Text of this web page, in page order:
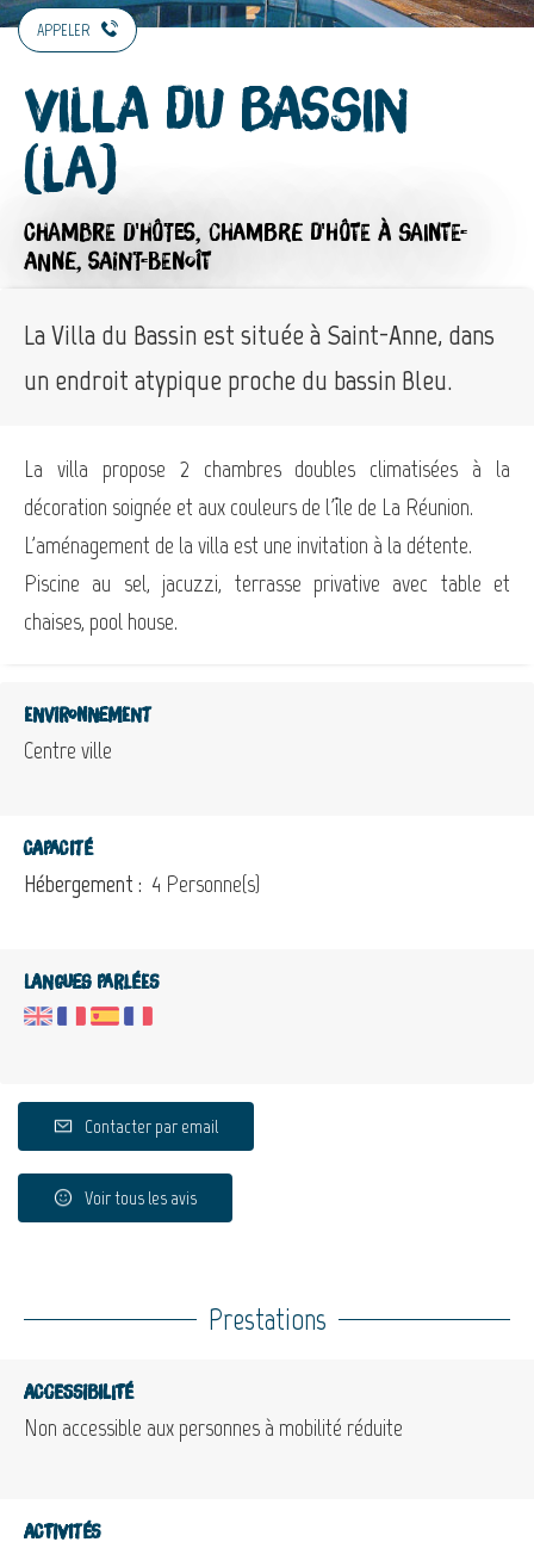
APPELER
Villa du Bassin
(La)
CHAMBRE D'HÔTES, CHAMBRE D'HÔTE À SAINTE-
ANNE, SAINT-BENOÎT
La Villa du Bassin est située à Saint-Anne, dans
un endroit atypique proche du bassin Bleu.
La villa propose 2 chambres doubles climatisées à la
décoration soignée et aux couleurs de l'île de La Réunion.
L'aménagement de la villa est une invitation à la détente.
Piscine au sel, jacuzzi, terrasse privative avec table et
chaises, pool house.
Environnement
Centre ville
Capacité
Hébergement : 4 Personne(s)
Langues parlées
Contacter par email
Voir tous les avis
Prestations
Accessibilité
Non accessible aux personnes à mobilité réduite
Activités